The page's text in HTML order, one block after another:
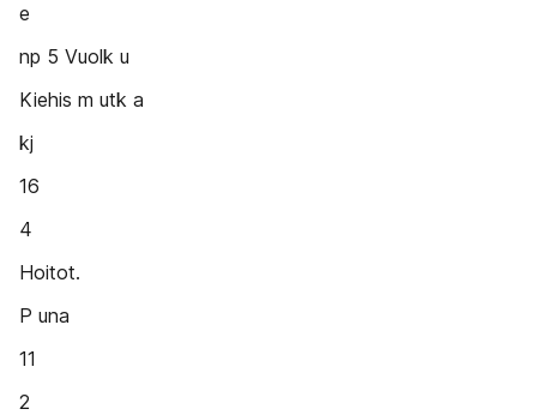
e
np 5 Vuolk u
Kiehis m utk a
kj
16
4
Hoitot.
P una
11
2